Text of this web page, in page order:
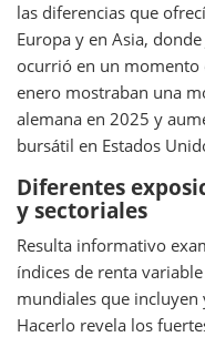
las diferencias que
Europa y en Asia,
ocurrió en un momento
enero mostraban una
alemana en 2025 y
bursátil en Estados
Diferentes
y sectoriales
Resulta informativo
índices de renta
mundiales que incluyen
Hacerlo revela los